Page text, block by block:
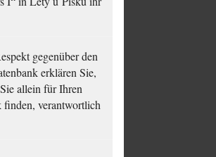
Šetření o
gegenüber den
erklären Sie,
allein für Ihren
verantwortlich